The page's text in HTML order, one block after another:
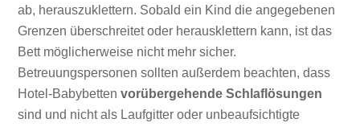
ab, herauszuklettern. Sobald ein Kind die angegebenen
Grenzen überschreitet oder herausklettern kann, ist das
Bett möglicherweise nicht mehr sicher.
Betreuungspersonen sollten außerdem beachten, dass
Hotel-Babybettenvorübergehende Schlaflösungen
sind und nicht als Laufgitter oder unbeaufsichtigte